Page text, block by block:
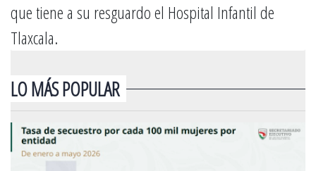
que tiene a su resguardo el Hospital Infantil de
Tlaxcala.
LO MÁS POPULAR